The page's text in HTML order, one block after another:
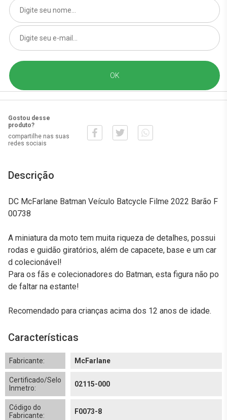
Gostou desse
produto?
compartilhe nas suas
redes sociais
Descrição
DC McFarlane Batman Veículo Batcycle Filme 2022 Barão F
00738
A miniatura da moto tem muita riqueza de detalhes, possui
rodas e guidão giratórios, além de capacete, base e um car
d colecionável!
Para os fãs e colecionadores do Batman, esta figura não po
de faltar na estante!
Recomendado para crianças acima dos 12 anos de idade.
Características
Fabricante: McFarlane
Certificado/Selo
Inmetro:
02115-000
Código do
Fabricante:
F0073-8